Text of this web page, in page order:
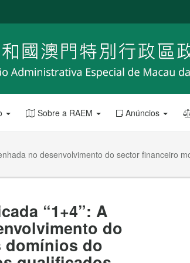
Sobre a RAEM Anúncios
no desenvolvimento do sector financeiro
“1+4”: A
do
domínios do